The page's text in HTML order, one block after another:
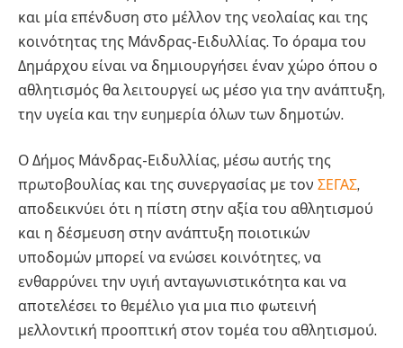
και μία επένδυση στο μέλλον της νεολαίας και της
κοινότητας της Μάνδρας-Ειδυλλίας. Το όραμα του
Δημάρχου είναι να δημιουργήσει έναν χώρο όπου ο
αθλητισμός θα λειτουργεί ως μέσο για την ανάπτυξη,
την υγεία και την ευημερία όλων των δημοτών.
Ο Δήμος Μάνδρας-Ειδυλλίας, μέσω αυτής της
πρωτοβουλίας και της συνεργασίας με τον ΣΕΓΑΣ,
αποδεικνύει ότι η πίστη στην αξία του αθλητισμού
και η δέσμευση στην ανάπτυξη ποιοτικών
υποδομών μπορεί να ενώσει κοινότητες, να
ενθαρρύνει την υγιή ανταγωνιστικότητα και να
αποτελέσει το θεμέλιο για μια πιο φωτεινή
μελλοντική προοπτική στον τομέα του αθλητισμού.